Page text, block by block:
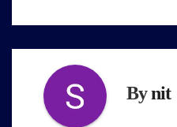
Bynit